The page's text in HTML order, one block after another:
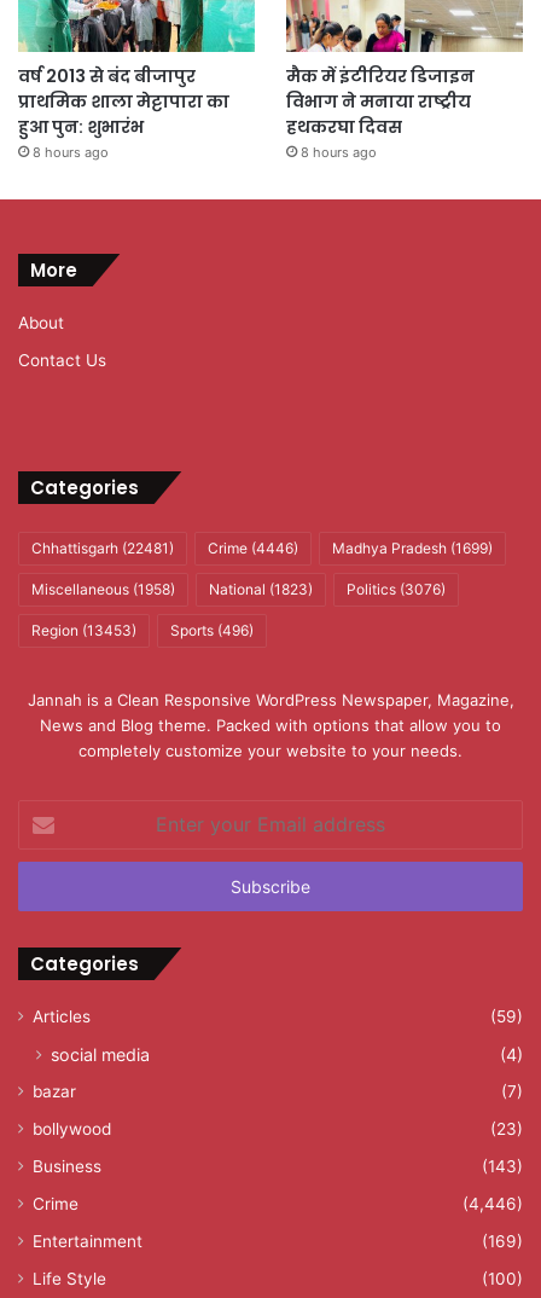
वर्ष 2013 से बंद बीजापुर
प्राथमिक शाला मेट्टापारा का
हुआ पुन: शुभारंभ
8 hours ago
मैक में इंटीरियर डिजाइन
विभाग ने मनाया राष्ट्रीय
हथकरघा दिवस
8 hours ago
More
About
Contact Us
Categories
Chhattisgarh (22481) Crime (4446) Madhya Pradesh (1699)
Miscellaneous (1958) National (1823) Politics (3076)
Region (13453) Sports (496)
Jannah is a Clean Responsive WordPress Newspaper, Magazine,
News and Blog theme. Packed with options that allow you to
completely customize your website to your needs.
your
Email
Categories
Articles (59)
social media (4)
bazar
(7)
bollywood
(23)
Business
(143)
Crime
(4,446)
Entertainment
(169)
Life Style
(100)